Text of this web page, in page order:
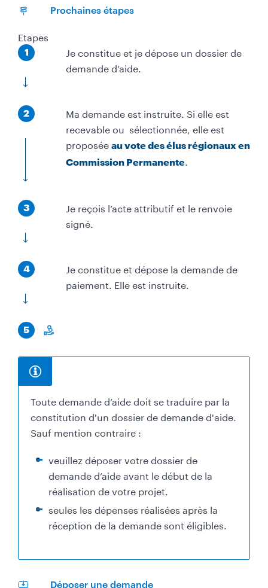
Prochaines étapes
Etapes
É
e
1
Je constitue et je dépose un dossier de
demande d’aide.
É 2
Ma demande est instruite. Si elle est
recevable ou sélectionnée, elle est
proposée au vote des élus régionaux en
Commission Permanente
É
e
3
Je reçois l’acte attributif et le renvoie
signé.
É
e
4
Je constitue et dépose la demande de
paiement. Elle est instruite.
É
a
5
o
n
y
I
n
f
n
Toute demande d’aide doit se traduire par la
constitution d'un dossier de demande d'aide.
Sauf mention contraire :
veuillez déposer votre dossier de
demande d’aide avant le début de la
réalisation de votre projet.
seules les dépenses réalisées après la
réception de la demande sont éligibles.
Déposer une demande